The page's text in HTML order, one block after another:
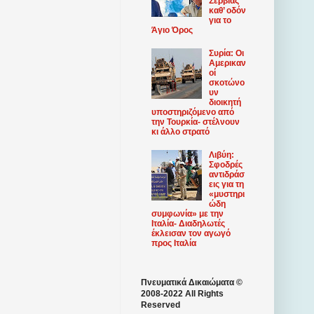
καθ’ οδόν
για το
Άγιο Όρος
Συρία: Οι
Αμερικαν
οί
σκοτώνο
υν
διοικητή
υποστηριζόμενο από
την Τουρκία- στέλνουν
κι άλλο στρατό
Λιβύη:
Σφοδρές
αντιδράσ
εις για τη
«μυστηρι
ώδη
συμφωνία» με την
Ιταλία- Διαδηλωτές
έκλεισαν τον αγωγό
προς Ιταλία
Πνευματικά Δικαιώματα ©
2008-2022 All Rights
Reserved